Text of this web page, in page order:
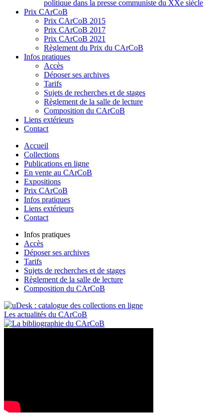
politique dans la presse communiste du XXe siècle
Prix CArCoB
Prix CArCoB 2015
Prix CArCoB 2017
Prix CArCoB 2021
Règlement du Prix du CArCoB
Infos pratiques
Accès
Déposer ses archives
Tarifs
Sujets de recherches et de stages
Règlement de la salle de lecture
Composition du CArCoB
Liens extérieurs
Contact
Accueil
Collections
Publications en ligne
En vente au CArCoB
Expositions
Prix CArCoB
Infos pratiques
Liens extérieurs
Contact
Infos pratiques
Accès
Déposer ses archives
Tarifs
Sujets de recherches et de stages
Règlement de la salle de lecture
Composition du CArCoB
Les actualités du CArCoB